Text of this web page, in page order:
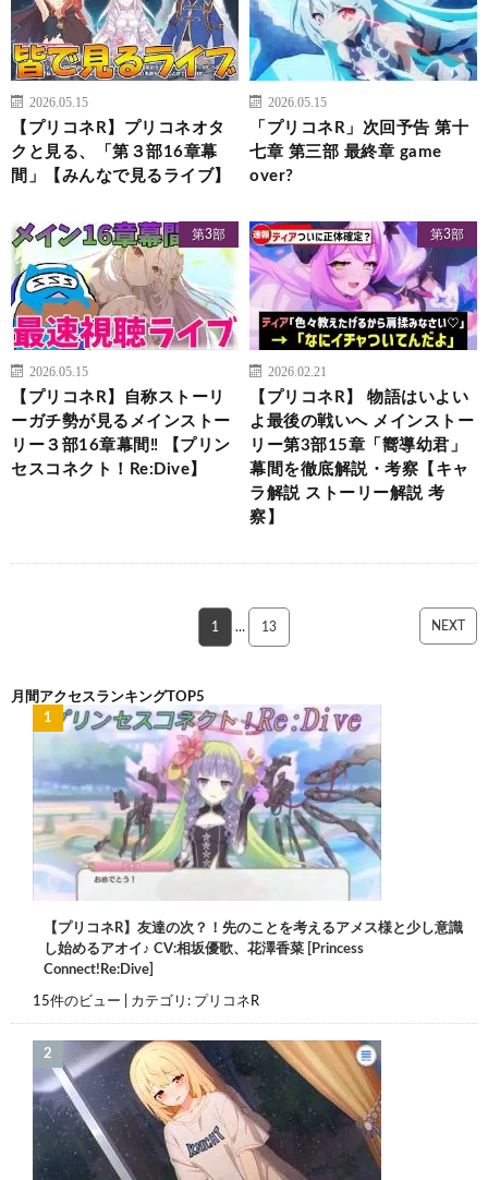
2026.05.15
【プリコネR】プリコネオタ
クと見る、「第３部16章幕
間」【みんなで見るライブ】
2026.05.15
「プリコネR」次回予告 第十
七章 第三部 最終章 game
over?
第3部
2026.05.15
【プリコネR】自称ストーリ
ーガチ勢が見るメインストー
リー３部16章幕間‼ 【プリン
セスコネクト！Re:Dive】
第3部
2026.02.21
【プリコネR】 物語はいよい
よ最後の戦いへ メインストー
リー第3部15章「嚮導幼君」
幕間を徹底解説・考察【キャ
ラ解説 ストーリー解説 考
察】
1 … 13 NEXT
月間アクセスランキングTOP5
【プリコネR】友達の次？！先のことを考えるアメス様と少し意識
し始めるアオイ♪ CV:相坂優歌、花澤香菜 [Princess
Connect!Re:Dive]
15件のビュー カテゴリ: プリコネR